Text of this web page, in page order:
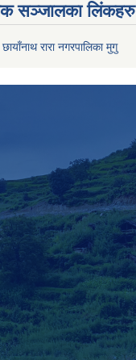
सञ्जालका लिंकहरु
छायाँनाथ रारा नगरपालिका मुगु